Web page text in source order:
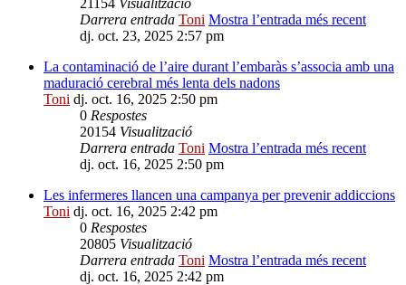
Darrera entrada Toni Mostra l’entrada més recent
dj. oct. 23, 2025 2:57 pm
La contaminació de l’aire durant l’embaràs s’associa amb una
maduració cerebral més lenta dels nadons
Toni dj. oct. 16, 2025 2:50 pm
0 Respostes
20154 Visualització
Darrera entrada Toni Mostra l’entrada més recent
dj. oct. 16, 2025 2:50 pm
Les infermeres llancen una campanya per prevenir addiccions
Toni dj. oct. 16, 2025 2:42 pm
0 Respostes
20805 Visualització
Darrera entrada Toni Mostra l’entrada més recent
dj. oct. 16, 2025 2:42 pm